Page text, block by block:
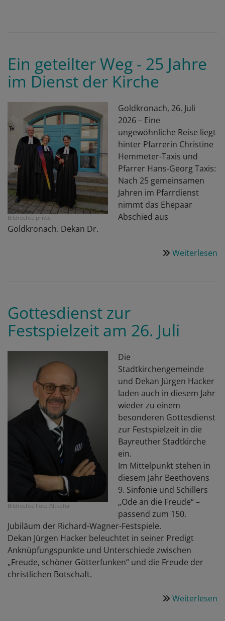
Ein geteilter Weg - 25 Jahre
im Dienst der Kirche
Bildrechte privat
Goldkronach, 26. Juli
2026– Eine
ungewöhnliche Reise liegt
hinter Pfarrerin Christine
Hemmeter-Taxis und
Pfarrer Hans-Georg Taxis:
Nach 25 gemeinsamen
Jahren im Pfarrdienst
nimmt das Ehepaar
Abschied aus
Goldkronach. Dekan Dr.
Weiterlesen
Gottesdienst zur
Festspielzeit am 26. Juli
Bildrechte Foto Altkofer
Die
Stadtkirchengemeinde
und Dekan Jürgen Hacker
laden auch in diesem Jahr
wieder zu einem
besonderen Gottesdienst
zur Festspielzeit in die
Bayreuther Stadtkirche
ein.
Im Mittelpunkt stehen in
diesem Jahr Beethovens
9. Sinfonie und Schillers
„Ode an die Freude“ –
passend zum 150.
Jubiläum der Richard-Wagner-Festspiele.
Dekan Jürgen Hacker beleuchtet in seiner Predigt
Anknüpfungspunkte und Unterschiede zwischen
„Freude, schöner Götterfunken“ und die Freude der
christlichen Botschaft.
Weiterlesen